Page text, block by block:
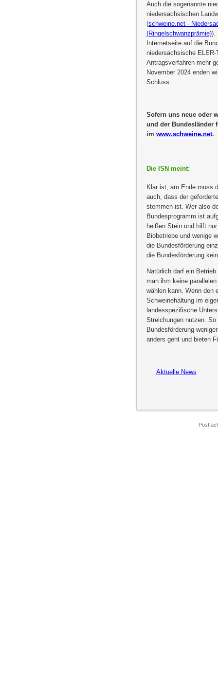
Auch die sogenannte
niedersächsischen
(schweine.net -
(Ringelschwanzprämie)).
Internetseite auf die
niedersächsische
Antragsverfahren mehr
November 2024 enden
Schluss.
Sofern uns neue oder
und der Bundesländer
im www.schweine.net.
Die ISN meint:
Klar ist, am Ende muss
auch, dass der
stemmen ist. Wer also
Bundesprogramm ist
heißen Stein und hilft
Biobetriebe und wenige
die Bundesförderung
die Bundesförderung
Natürlich darf ein
man ihm keine
wählen kann. Wenn den
Schweinehaltung im
landesspezifische
Streichungen nutzen.
Bundesförderung
anders geht und bieten
Aktuelle News